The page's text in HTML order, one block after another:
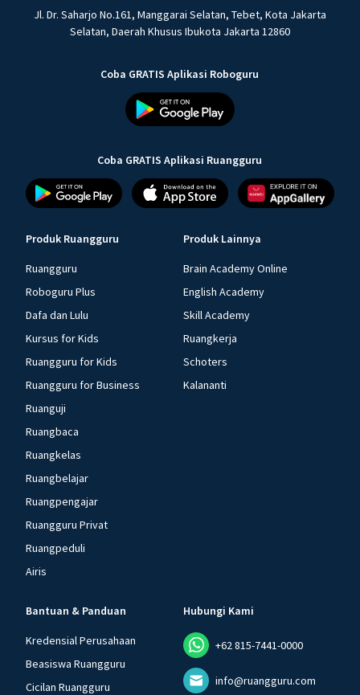
Jl. Dr. Saharjo No.161, Manggarai Selatan, Tebet, Kota Jakarta
Selatan, Daerah Khusus Ibukota Jakarta 12860
Coba GRATIS Aplikasi Roboguru
Coba GRATIS Aplikasi Ruangguru
Produk Ruangguru
Ruangguru
Roboguru Plus
Dafa dan Lulu
Kursus for Kids
Ruangguru for Kids
Ruangguru for Business
Ruanguji
Ruangbaca
Ruangkelas
Ruangbelajar
Ruangpengajar
Ruangguru Privat
Ruangpeduli
Airis
Produk Lainnya
Brain Academy Online
English Academy
Skill Academy
Ruangkerja
Schoters
Kalananti
Bantuan & Panduan
Kredensial Perusahaan
Beasiswa Ruangguru
Cicilan Ruangguru
Hubungi Kami
+62 815-7441-0000
info@ruangguru.com